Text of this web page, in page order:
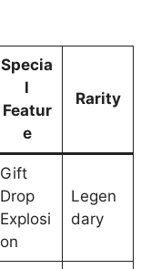
Specia
l
Featur
e
Rarity
Gift
Drop
Explosi
on
Legen
dary